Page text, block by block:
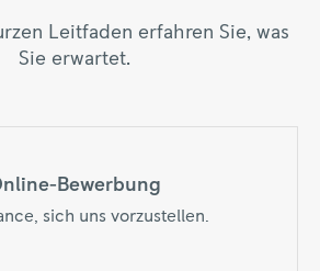
Leitfaden erfahren Sie, was
Sie erwartet.
Bewerbung
sich uns vorzustellen.